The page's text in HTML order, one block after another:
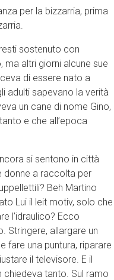
per la bizzarria, prima
sostenuto con
altri giorni alcune sue
di essere nato a
adulti sapevano la verità
un cane di nome Gino,
e che all’epoca
si sentono in città
donne a raccolta per
Beh Martino
Lui il leit motiv, solo che
l’idraulico? Ecco
Stringere, allargare un
fare una puntura, riparare
il televisore. E il
tanto. Sul ramo